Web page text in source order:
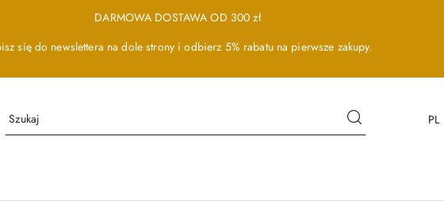
DARMOWA DOSTAWA OD 300 zł
się do newslettera na dole strony i odbierz 5% rabatu na pierwsze zakupy.
PL